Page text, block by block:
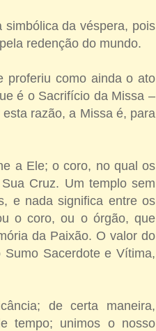
da véspera, pois
redenção do mundo.
proferiu como ainda o ato
é o Sacrifício da Missa –
razão, a Missa é, para
a Ele; o coro, no qual os
Cruz. Um templo sem
e nada significa entre os
o coro, ou o órgão, que
da Paixão. O valor do
Sacerdote e Vítima,
de certa maneira,
tempo; unimos o nosso